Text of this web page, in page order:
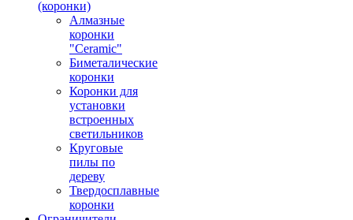
(коронки)
Алмазные
коронки
"Ceramic"
Биметалические
коронки
Коронки для
установки
встроенных
светильников
Круговые
пилы по
дереву
Твердосплавные
коронки